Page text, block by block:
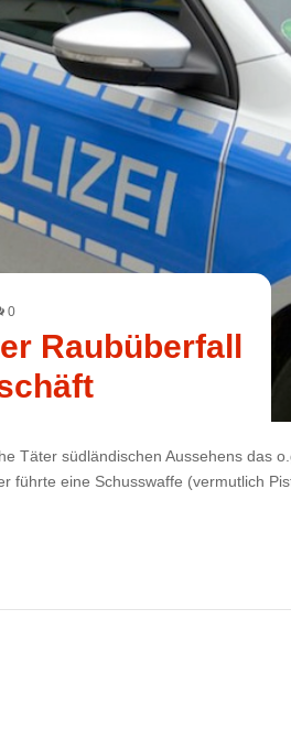
0
Raubüberfall
Täter südländischen Aussehens das
führte eine Schusswaffe (vermutlich